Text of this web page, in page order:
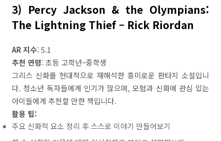
3) Percy Jackson & the Olympians:
The Lightning Thief – Rick Riordan
AR 지수: 5.1
추천 연령: 초등 고학년~중학생
그리스 신화를 현대적으로 재해석한 흥미로운 판타지 소설입니
다. 청소년 독자들에게 인기가 많으며, 모험과 신화에 관심 있는
아이들에게 추천할 만한 책입니다.
활용 팁:
주요 신화적 요소 정리 후 스스로 이야기 만들어보기